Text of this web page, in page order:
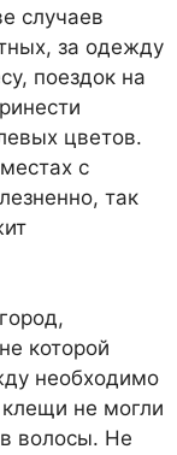
случаев
за одежду
поездок на
цветов.
с
так
которой
необходимо
не могли
волосы. Не